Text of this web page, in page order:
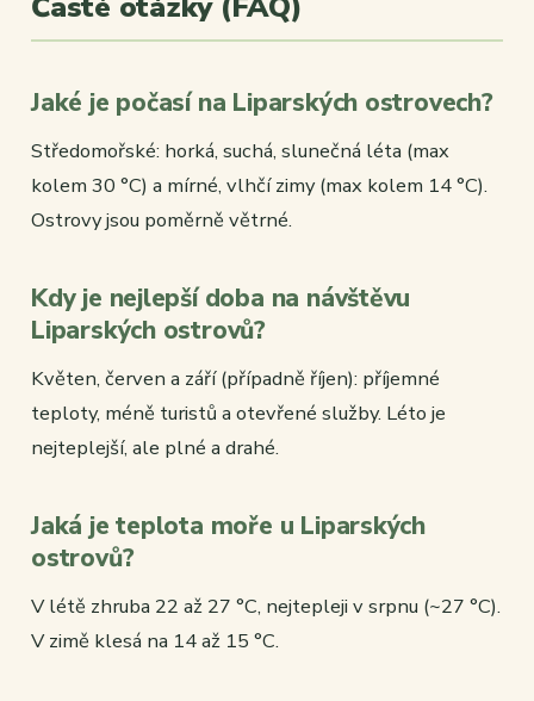
Jaké je počasí na Liparských ostrovech?
Středomořské: horká, suchá, slunečná léta (max
kolem 30 °C) a mírné, vlhčí zimy (max kolem 14 °C).
Ostrovy jsou poměrně větrné.
Kdy je nejlepší doba na návštěvu
Liparských ostrovů?
Květen, červen a září (případně říjen): příjemné
teploty, méně turistů a otevřené služby. Léto je
nejteplejší, ale plné a drahé.
Jaká je teplota moře u Liparských
ostrovů?
V létě zhruba 22 až 27 °C, nejtepleji v srpnu (~27 °C).
V zimě klesá na 14 až 15 °C.